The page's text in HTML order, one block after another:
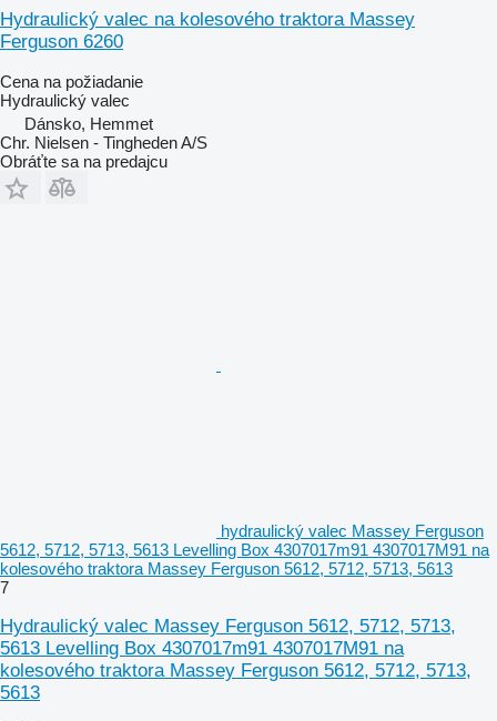
Hydraulický valec na kolesového traktora Massey
Ferguson 6260
Cena na požiadanie
Hydraulický valec
Dánsko, Hemmet
Chr. Nielsen - Tingheden A/S
Obráťte sa na predajcu
hydraulický valec Massey Ferguson
5612, 5712, 5713, 5613 Levelling Box 4307017m91 4307017M91 na
kolesového traktora Massey Ferguson 5612, 5712, 5713, 5613
7
Hydraulický valec Massey Ferguson 5612, 5712, 5713,
5613 Levelling Box 4307017m91 4307017M91 na
kolesového traktora Massey Ferguson 5612, 5712, 5713,
5613